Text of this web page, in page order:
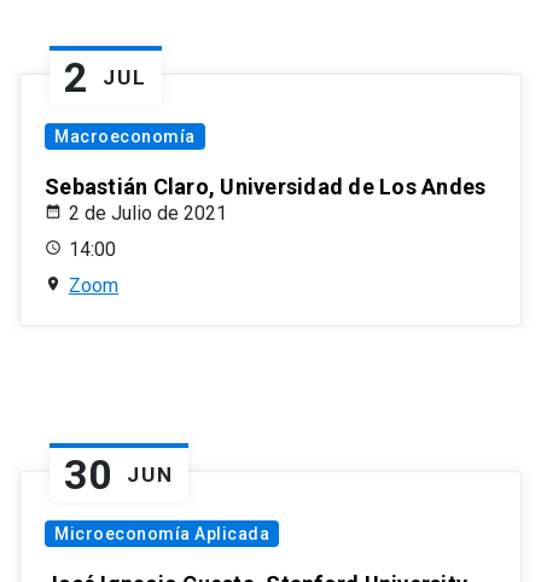
2 JUL
Macroeconomía
Sebastián Claro, Universidad de Los Andes
2 de Julio de 2021
14:00
Zoom
30 JUN
Microeconomía Aplicada